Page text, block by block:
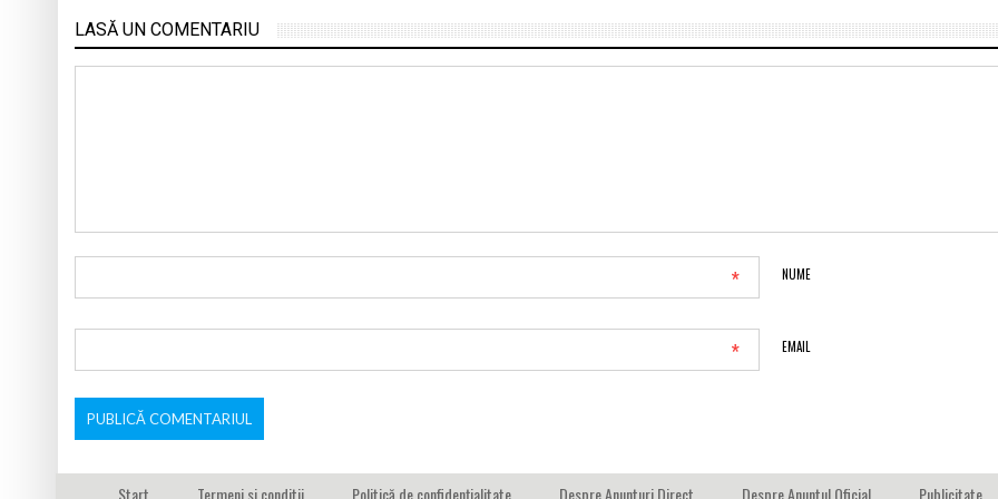
LASĂ UN COMENTARIU
NUME
*
EMAIL
*
Start Termeni si conditii Politică de confidențialitate Despre Anunturi Direct Despre Anuntul Oficial Publicitate